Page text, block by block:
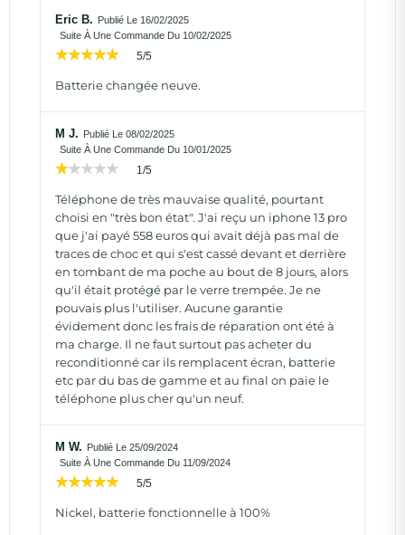
Eric B. Publié Le 16/02/2025
Suite À Une Commande Du 10/02/2025
5/5
Batterie changée neuve.
M J. Publié Le 08/02/2025
Suite À Une Commande Du 10/01/2025
1/5
Téléphone de très mauvaise qualité, pourtant
choisi en "très bon état". J'ai reçu un iphone 13 pro
que j'ai payé 558 euros qui avait déjà pas mal de
traces de choc et qui s'est cassé devant et derrière
en tombant de ma poche au bout de 8 jours, alors
qu'il était protégé par le verre trempée. Je ne
pouvais plus l'utiliser. Aucune garantie
évidement donc les frais de réparation ont été à
ma charge. Il ne faut surtout pas acheter du
reconditionné car ils remplacent écran, batterie
etc par du bas de gamme et au final on paie le
téléphone plus cher qu'un neuf.
M W. Publié Le 25/09/2024
Suite À Une Commande Du 11/09/2024
5/5
Nickel, batterie fonctionnelle à 100%